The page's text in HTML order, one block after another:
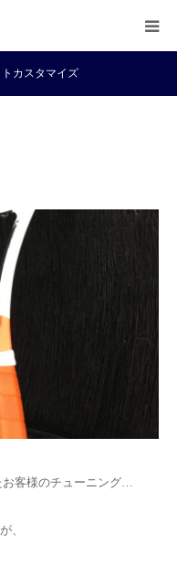
トカスタマイズ
客様のチューニング…
、